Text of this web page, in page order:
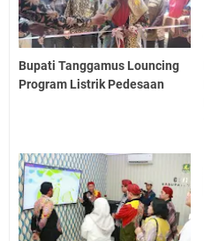
Bupati Tanggamus Louncing
Program Listrik Pedesaan